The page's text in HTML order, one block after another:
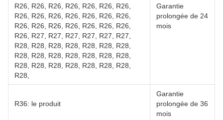
R26, R26, R26, R26, R26, R26, R26,
R26, R26, R26, R26, R26, R26, R26,
R26, R26, R26, R26, R26, R26, R26,
R26, R27, R27, R27, R27, R27, R27,
R28, R28, R28, R28, R28, R28, R28,
R28, R28, R28, R28, R28, R28, R28,
R28, R28, R28, R28, R28, R28, R28,
R28,
Garantie
prolongée de 24
mois
R36: le produit
Garantie
prolongée de 36
mois